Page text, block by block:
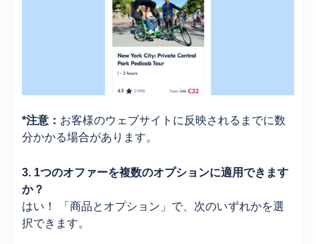
*注意： お客様のウェブサイトに反映されるまでに数
分かかる場合があります。
3. 1つのオファーを複数のオプションに適用できます
か？
はい！ 「商品とオプション」で、次のいずれかを選
択できます。